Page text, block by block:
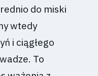
do miski
wtedy
i ciągłego
To